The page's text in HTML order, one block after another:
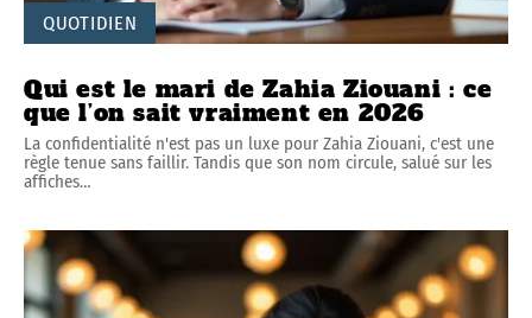
QUOTIDIEN
Qui est le mari de Zahia Ziouani : ce
que l’on sait vraiment en 2026
La confidentialité n'est pas un luxe pour Zahia Ziouani, c'est une
règle tenue sans faillir. Tandis que son nom circule, salué sur les
affiches…